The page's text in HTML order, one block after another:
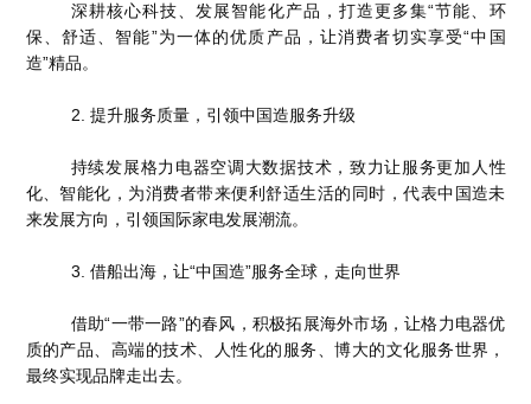
深耕核心科技、发展智能化产品，打造更多集“节能、环
保、舒适、智能”为一体的优质产品，让消费者切实享受“中国
造”精品。
2. 提升服务质量，引领中国造服务升级
持续发展格力电器空调大数据技术，致力让服务更加人性
化、智能化，为消费者带来便利舒适生活的同时，代表中国造未
来发展方向，引领国际家电发展潮流。
3. 借船出海，让“中国造”服务全球，走向世界
借助“一带一路”的春风，积极拓展海外市场，让格力电器优
质的产品、高端的技术、人性化的服务、博大的文化服务世界，
最终实现品牌走出去。